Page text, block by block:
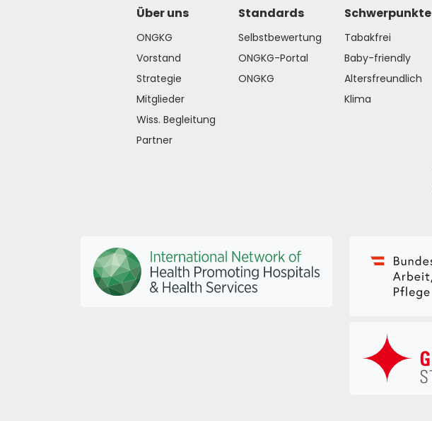
Über uns
ONGKG
Vorstand
Strategie
Mitglieder
Wiss. Begleitung
Partner
Standards
Selbstbewertung
ONGKG-Portal
ONGKG
Schwerpunkte
Tabakfrei
Baby-friendly
Altersfreundlich
Klima